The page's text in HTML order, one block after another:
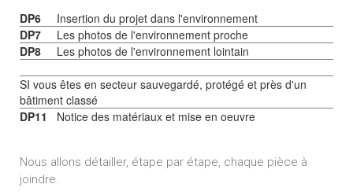
DP6
Insertion du projet dans l'environnement
DP7
Les photos de l'environnement proche
DP8
Les photos de l'environnement lointain
SI vous êtes en secteur sauvegardé, protégé et près d'un
bâtiment classé
DP11
Notice des matériaux et mise en oeuvre
Nous allons détailler, étape par étape, chaque pièce à
joindre.